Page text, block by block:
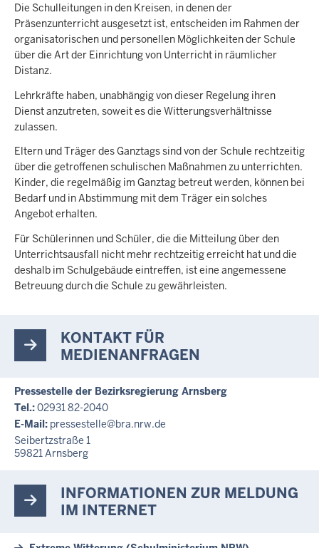
Die Schulleitungen in den Kreisen, in denen der
Präsenzunterricht ausgesetzt ist, entscheiden im Rahmen der
organisatorischen und personellen Möglichkeiten der Schule
über die Art der Einrichtung von Unterricht in räumlicher
Distanz.
Lehrkräfte haben, unabhängig von dieser Regelung ihren
Dienst anzutreten, soweit es die Witterungsverhältnisse
zulassen.
Eltern und Träger des Ganztags sind von der Schule rechtzeitig
über die getroffenen schulischen Maßnahmen zu unterrichten.
Kinder, die regelmäßig im Ganztag betreut werden, können bei
Bedarf und in Abstimmung mit dem Träger ein solches
Angebot erhalten.
Für Schülerinnen und Schüler, die die Mitteilung über den
Unterrichtsausfall nicht mehr rechtzeitig erreicht hat und die
deshalb im Schulgebäude eintreffen, ist eine angemessene
Betreuung durch die Schule zu gewährleisten.
KONTAKT FÜR
MEDIENANFRAGEN
Pressestelle der Bezirksregierung Arnsberg
Tel.:02931 82-2040
E-Mail: pressestelle@bra.nrw.de
Seibertzstraße 1
59821 Arnsberg
INFORMATIONEN ZUR MELDUNG
IM INTERNET